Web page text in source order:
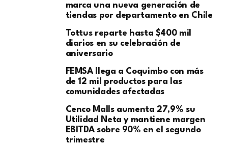
marca una nueva generación de
tiendas por departamento en Chile
Tottus reparte hasta $400 mil
diarios en su celebración de
aniversario
FEMSA llega a Coquimbo con más
de 12 mil productos para las
comunidades afectadas
Cenco Malls aumenta 27,9% su
Utilidad Neta y mantiene margen
EBITDA sobre 90% en el segundo
trimestre